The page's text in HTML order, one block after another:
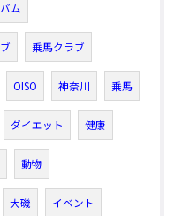
ム
乗馬クラブ
OISO 神奈川 乗馬
ダイエット 健康
動物
大磯 イベント